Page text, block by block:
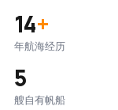
14+
年航海经历
5
艘自有帆船